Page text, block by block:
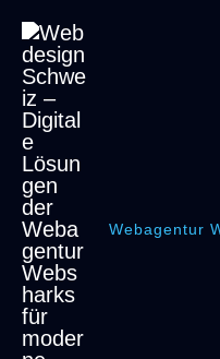
Zum
Inhalt
springen
Webagentur